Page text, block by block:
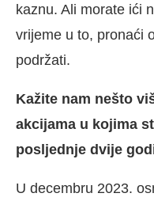
kaznu. Ali morate ići
vrijeme u to, pronaći
podržati.
Kažite nam nešto
akcijama u kojima
posljednje dvije
U decembru 2023.